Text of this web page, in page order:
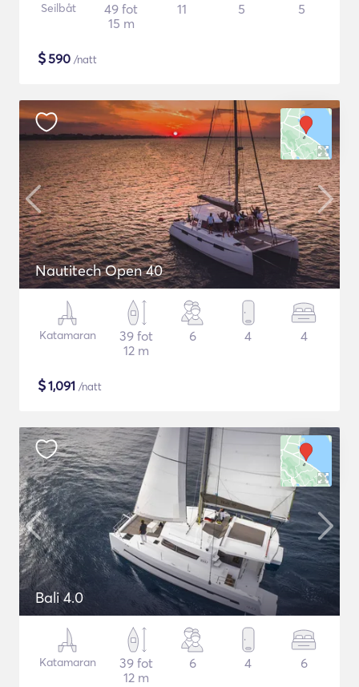
Seilbåt
49 fot
15 m
11 5 5
$590 /natt
Nautitech Open 40
Katamaran
39 fot
12 m
6 4 4
$1,091 /natt
Bali 4.0
Katamaran
39 fot
12 m
6 4 6